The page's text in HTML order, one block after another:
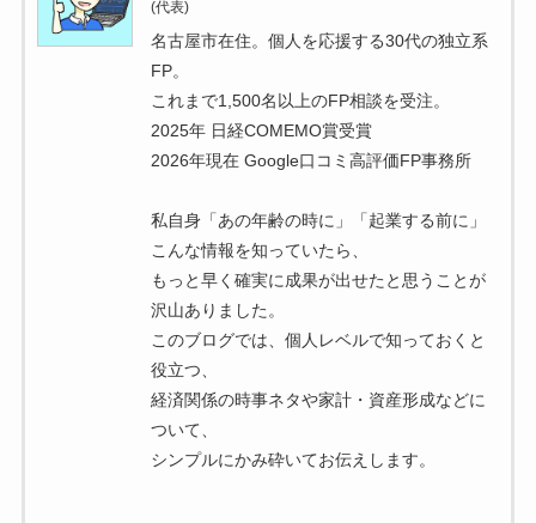
(代表)
名古屋市在住。個人を応援する30代の独立系
FP。
これまで1,500名以上のFP相談を受注。
2025年 日経COMEMO賞受賞
2026年現在 Google口コミ高評価FP事務所
私自身「あの年齢の時に」「起業する前に」
こんな情報を知っていたら、
もっと早く確実に成果が出せたと思うことが
沢山ありました。
このブログでは、個人レベルで知っておくと
役立つ、
経済関係の時事ネタや家計・資産形成などに
ついて、
シンプルにかみ砕いてお伝えします。